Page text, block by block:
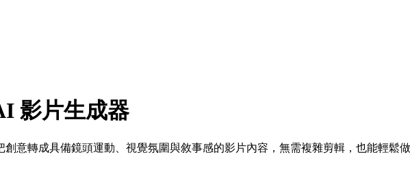
影片生成器
意轉成具備鏡頭運動、視覺氛圍與敘事感的影片內容，無需複雜剪輯，也能輕鬆